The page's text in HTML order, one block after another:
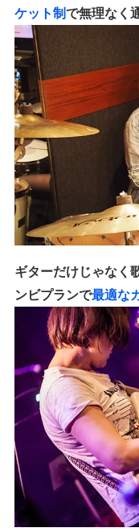
ケット制で無理なく
ギターだけじゃなく
ンビプランで最適な